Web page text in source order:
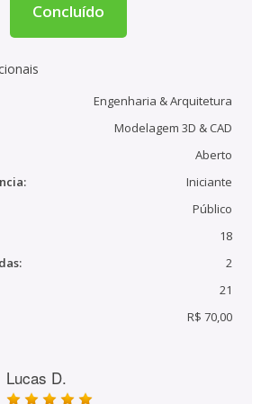
Concluído
Engenharia & Arquitetura
Modelagem 3D & CAD
Aberto
Iniciante
Público
18
2
21
R$ 70,00
Lucas D.